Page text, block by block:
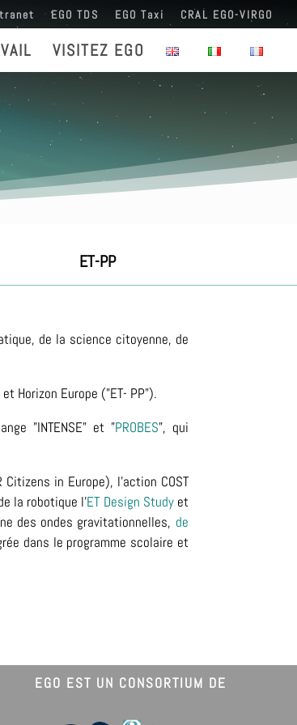
EGO TDS EGO Taxi CRAL EGO-VIRGO
VISITEZ EGO
ET-PP
de la science citoyenne, de
et Horizon Europe ("ET- PP").
"INTENSE" et "PROBES", qui
in Europe), l'action COST
la robotique l'ET Design Studyet
des ondes gravitationnelles, de
dans le programme scolaire et
EGO EST UN CONSORTIUM DE